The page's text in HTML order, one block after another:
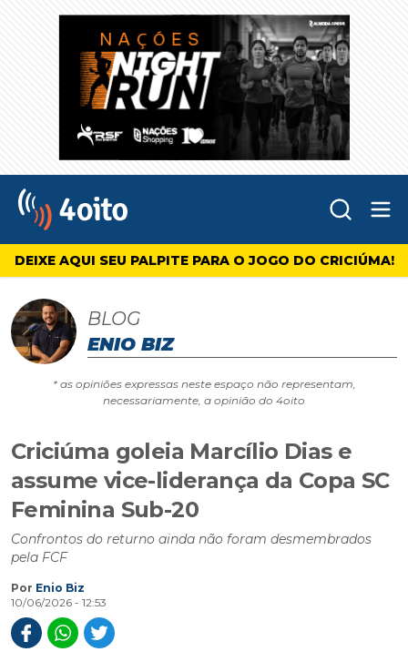
4oito
DEIXE AQUI SEU PALPITE PARA O JOGO DO CRICIÚMA!
BLOG
ENIO BIZ
* as opiniões expressas neste espaço não representam,
necessariamente, a opinião do 4oito
Criciúma goleia Marcílio Dias e
assume vice-liderança da Copa SC
Feminina Sub-20
Confrontos do returno ainda não foram desmembrados
pela FCF
Por Enio Biz
10/06/2026 - 12:53